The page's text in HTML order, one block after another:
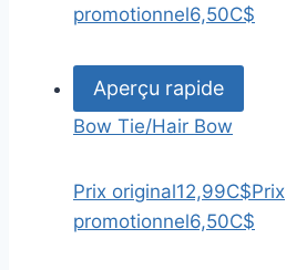
promotionnel6,50C$
Aperçu rapide
Bow Tie/Hair Bow
Prix original12,99C$Prix
promotionnel6,50C$